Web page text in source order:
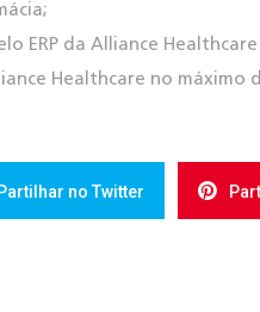
ERP da Alliance
Healthcare no máximo
Partilhar no Twitter